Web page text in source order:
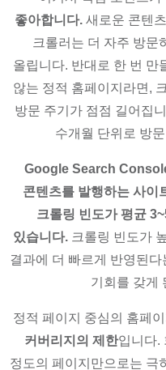
좋아합니다. 새로운 콘텐
크롤러는 더 자주 방문
올립니다. 반대로 한 번 만
않는 정적 홈페이지라면,
방문 주기가 점점 길어집
수개월 단위로 방
Google Search
콘텐츠를 발행하는 사이
크롤링 빈도가 평균
있습니다. 크롤링 빈도가
결과에 더 빠르게 반영된
기회를 갖게
정적 페이지 중심의 홈페
커버리지의 제한입니다.
정도의 페이지만으로는 극